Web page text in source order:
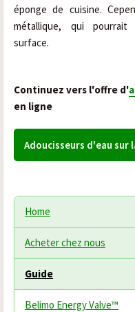
éponge de cuisine.
métallique, qui pourrait
surface.
Continuez vers l'offre d'
en ligne
Adoucisseurs d'eau sur
Home
Acheter chez nous
Guide
Belimo Energy Valve™